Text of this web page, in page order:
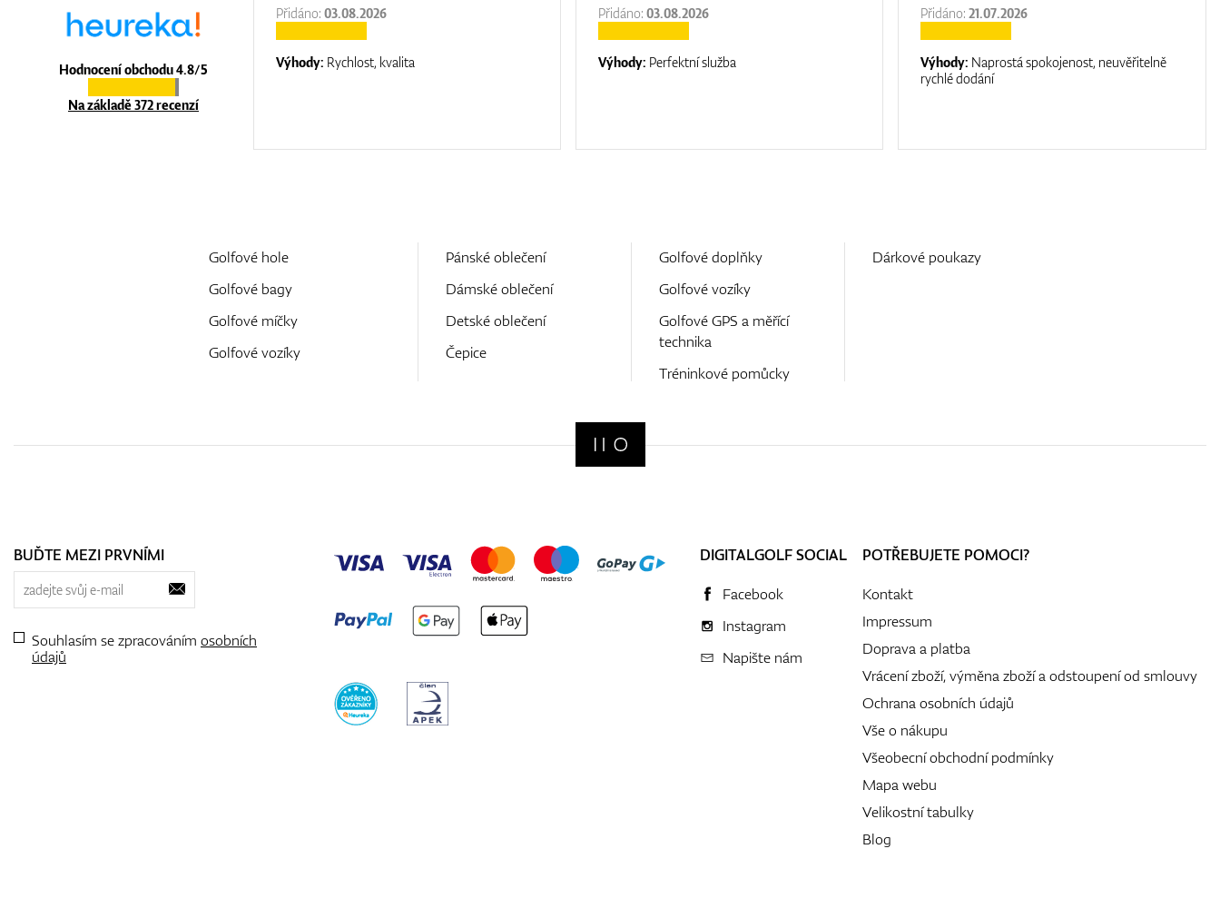
Hodnocení obchodu 4.8/5
Na základě 372 recenzí
Přidáno:03.08.2026
Výhody: Rychlost, kvalita
Přidáno:03.08.2026
Výhody: Perfektní služba
Přidáno:21.07.2026
Výhody: Naprostá spokojenost, neuvěřitelně
rychlé dodání
Golfové hole
Golfové bagy
Golfové míčky
Golfové vozíky
Pánské oblečení
Dámské oblečení
Detské oblečení
Čepice
Golfové doplňky
Golfové vozíky
Golfové GPS a měřící
technika
Tréninkové pomůcky
Dárkové poukazy
BUĎTE MEZI PRVNÍMI
Souhlasím se zpracováním osobních
údajů
DIGITALGOLF SOCIAL
Facebook
Instagram
Napište nám
POTŘEBUJETE POMOCI?
Kontakt
Impressum
Doprava a platba
Vrácení zboží, výměna zboží a odstoupení od smlouvy
Ochrana osobních údajů
Vše o nákupu
Všeobecní obchodní podmínky
Mapa webu
Velikostní tabulky
Blog